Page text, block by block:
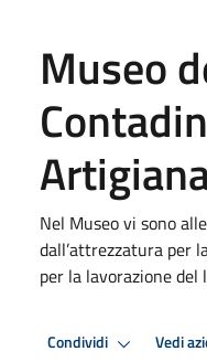
Museo
Nel Museo vi sono
dall’attrezzatura per
per la lavorazione del
Condividi Vedi